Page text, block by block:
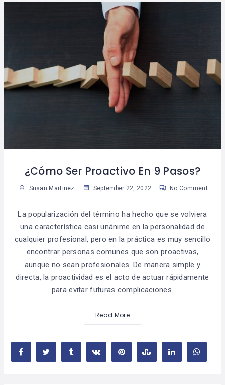
¿Cómo Ser Proactivo En 9 Pasos?
Susan Martinez September 22, 2022 No Comment
La popularización del término ha hecho que se volviera
una característica casi unánime en la personalidad de
cualquier profesional, pero en la práctica es muy sencillo
encontrar personas comunes que son proactivas,
aunque no sean profesionales. De manera simple y
directa, la proactividad es el acto de actuar rápidamente
para evitar futuras complicaciones.
Read More